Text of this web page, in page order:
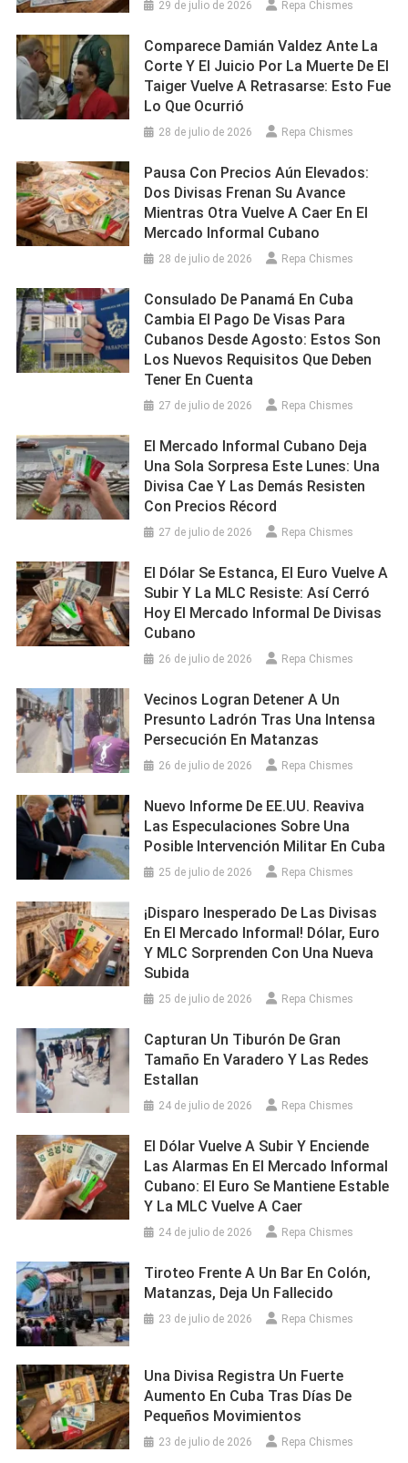
29 de julio de 2026 Repa Chismes
Comparece Damián Valdez Ante La
Corte Y El Juicio Por La Muerte De El
Taiger Vuelve A Retrasarse: Esto Fue
Lo Que Ocurrió
28 de julio de 2026 Repa Chismes
Pausa Con Precios Aún Elevados:
Dos Divisas Frenan Su Avance
Mientras Otra Vuelve A Caer En El
Mercado Informal Cubano
28 de julio de 2026 Repa Chismes
Consulado De Panamá En Cuba
Cambia El Pago De Visas Para
Cubanos Desde Agosto: Estos Son
Los Nuevos Requisitos Que Deben
Tener En Cuenta
27 de julio de 2026 Repa Chismes
El Mercado Informal Cubano Deja
Una Sola Sorpresa Este Lunes: Una
Divisa Cae Y Las Demás Resisten
Con Precios Récord
27 de julio de 2026 Repa Chismes
El Dólar Se Estanca, El Euro Vuelve A
Subir Y La MLC Resiste: Así Cerró
Hoy El Mercado Informal De Divisas
Cubano
26 de julio de 2026 Repa Chismes
Vecinos Logran Detener A Un
Presunto Ladrón Tras Una Intensa
Persecución En Matanzas
26 de julio de 2026 Repa Chismes
Nuevo Informe De EE.UU. Reaviva
Las Especulaciones Sobre Una
Posible Intervención Militar En Cuba
25 de julio de 2026 Repa Chismes
¡Disparo Inesperado De Las Divisas
En El Mercado Informal! Dólar, Euro
Y MLC Sorprenden Con Una Nueva
Subida
25 de julio de 2026 Repa Chismes
Capturan Un Tiburón De Gran
Tamaño En Varadero Y Las Redes
Estallan
24 de julio de 2026 Repa Chismes
El Dólar Vuelve A Subir Y Enciende
Las Alarmas En El Mercado Informal
Cubano: El Euro Se Mantiene Estable
Y La MLC Vuelve A Caer
24 de julio de 2026 Repa Chismes
Tiroteo Frente A Un Bar En Colón,
Matanzas, Deja Un Fallecido
23 de julio de 2026 Repa Chismes
Una Divisa Registra Un Fuerte
Aumento En Cuba Tras Días De
Pequeños Movimientos
23 de julio de 2026 Repa Chismes